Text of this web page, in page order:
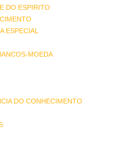
DO ESPIRITO
ESPECIAL
MOEDA
DO CONHECIMENTO